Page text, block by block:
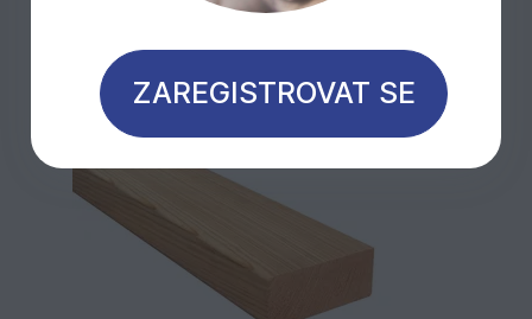
Novinka
ZAREGISTROVAT SE